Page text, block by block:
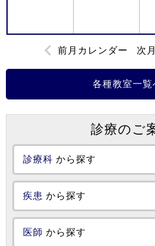
前月カレンダー 次
各種教室一覧
診療のご
診療科 から探す
疾患 から探す
医師 から探す